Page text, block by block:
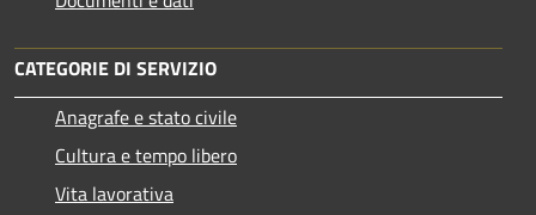
CATEGORIE DI SERVIZIO
Anagrafe e stato civile
Cultura e tempo libero
Vita lavorativa